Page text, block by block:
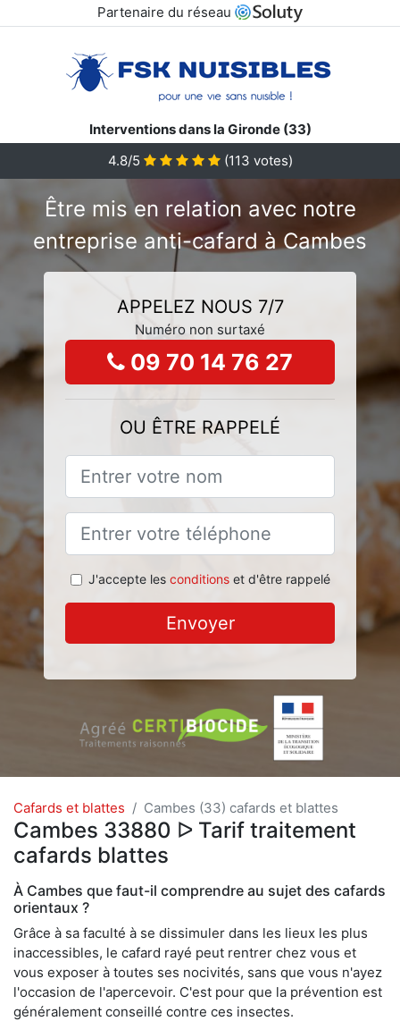
Partenaire du réseau
Interventions dans la Gironde (33)
4.8/5
(113 votes)
Être mis en relation avec notre
entreprise anti-cafard à Cambes
APPELEZ NOUS 7/7
Numéro non surtaxé
09 70 14 76 27
OU ÊTRE RAPPELÉ
J'accepte les conditionset d'être rappelé
Envoyer
Cafards et blattes Cambes (33) cafards et blattes
Cambes 33880 ᐅ Tarif traitement
cafards blattes
À Cambes que faut-il comprendre au sujet des cafards
orientaux ?
Grâce à sa faculté à se dissimuler dans les lieux les plus
inaccessibles, le cafard rayé peut rentrer chez vous et
vous exposer à toutes ses nocivités, sans que vous n'ayez
l'occasion de l'apercevoir. C'est pour que la prévention est
généralement conseillé contre ces insectes.